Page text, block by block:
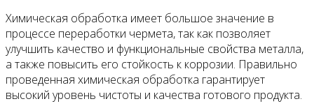
Химическая обработка имеет большое значение в
процессе переработки чермета, так как позволяет
улучшить качество и функциональные свойства металла,
а также повысить его стойкость к коррозии. Правильно
проведенная химическая обработка гарантирует
высокий уровень чистоты и качества готового продукта.